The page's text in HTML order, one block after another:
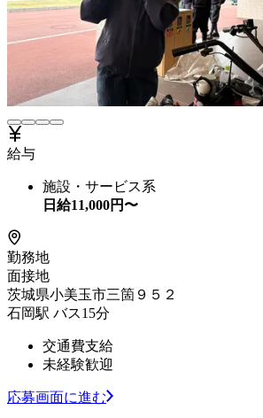
給与
施設・サービス系
日給11,000円〜
勤務地
面接地
茨城県小美玉市三箇９５２
石岡駅 バス15分
交通費支給
未経験歓迎
応募画面に進む